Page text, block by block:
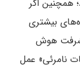
همچنین اگر
بیشتری
هوش
نامرئی» عمل